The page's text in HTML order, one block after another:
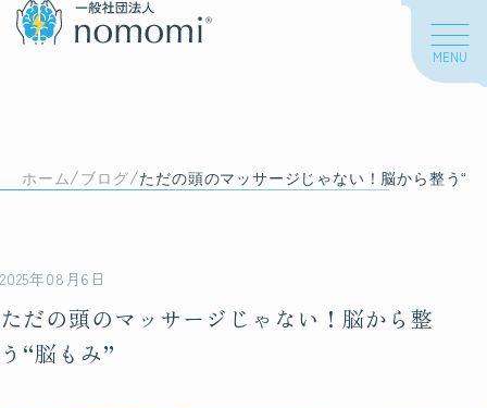
MENU
私たちについて
海外での活動
ホーム/ブログ/ただの頭のマッサージじゃない！脳から整う“脳
2025年08月6日
ただの頭のマッサージじゃない！脳から整
う“脳もみ”